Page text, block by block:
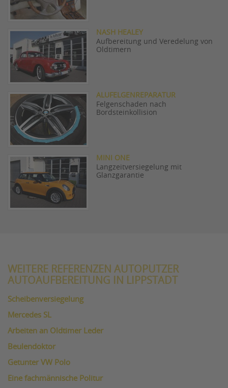
NASH HEALEY
Aufbereitung und Veredelung von
Oldtimern
ALUFELGENREPARATUR
Felgenschaden nach
Bordsteinkollision
MINI ONE
Langzeitversiegelung mit
Glanzgarantie
WEITERE REFERENZEN AUTOPUTZER
AUTOAUFBEREITUNG IN LIPPSTADT
Scheibenversiegelung
Mercedes SL
Arbeiten an Oldtimer Leder
Beulendoktor
Getunter VW Polo
Eine fachmännische Politur